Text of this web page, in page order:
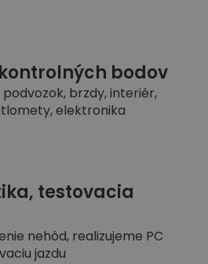
bodov
brzdy, interiér,
elektronika
testovacia
nehôd, realizujeme PC
jazdu